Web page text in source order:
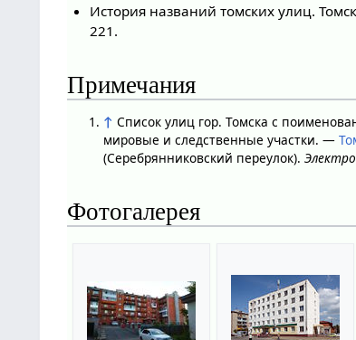
История названий томских улиц.
221.
Примечания
↑ Список улиц гор. Томска с
мировые и следственные участки. —
(Серебрянниковский переулок).
Фотогалерея